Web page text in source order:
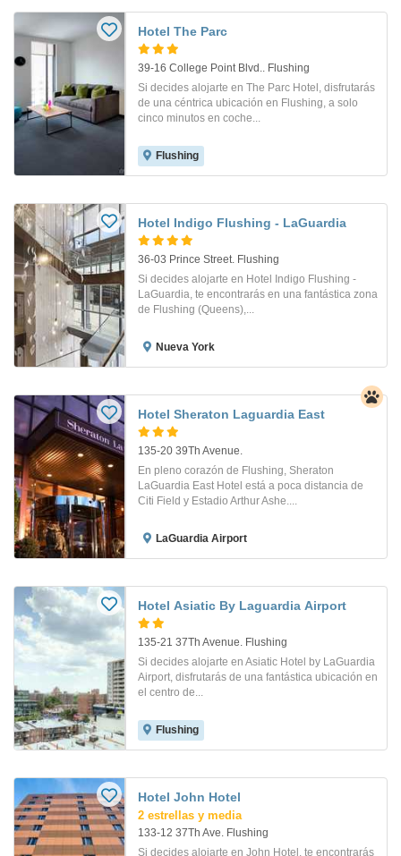
Hotel The Parc
39-16 College Point Blvd.. Flushing
Si decides alojarte en The Parc Hotel, disfrutarás
de una céntrica ubicación en Flushing, a solo
cinco minutos en coche...
Flushing
Hotel Indigo Flushing - LaGuardia
36-03 Prince Street. Flushing
Si decides alojarte en Hotel Indigo Flushing -
LaGuardia, te encontrarás en una fantástica zona
de Flushing (Queens),...
Nueva York
Hotel Sheraton Laguardia East
135-20 39Th Avenue.
En pleno corazón de Flushing, Sheraton
LaGuardia East Hotel está a poca distancia de
Citi Field y Estadio Arthur Ashe....
LaGuardia Airport
Hotel Asiatic By Laguardia Airport
135-21 37Th Avenue. Flushing
Si decides alojarte en Asiatic Hotel by LaGuardia
Airport, disfrutarás de una fantástica ubicación en
el centro de...
Flushing
Hotel John Hotel
2 estrellas y media
133-12 37Th Ave. Flushing
Si decides alojarte en John Hotel, te encontrarás